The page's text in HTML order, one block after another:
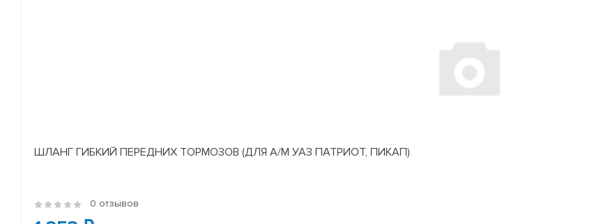
ШЛАНГ ГИБКИЙ ПЕРЕДНИХ ТОРМОЗОВ (ДЛЯ А/М УАЗ ПАТРИОТ, ПИКАП)
0 отзывов